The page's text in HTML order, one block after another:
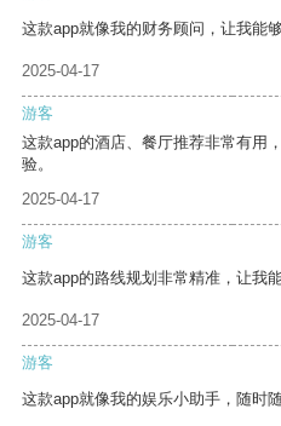
这款app就像我的财务顾问，让我能
2025-04-17
游客
这款app的酒店、餐厅推荐非常有用
验。
2025-04-17
游客
这款app的路线规划非常精准，让我
2025-04-17
游客
这款app就像我的娱乐小助手，随时